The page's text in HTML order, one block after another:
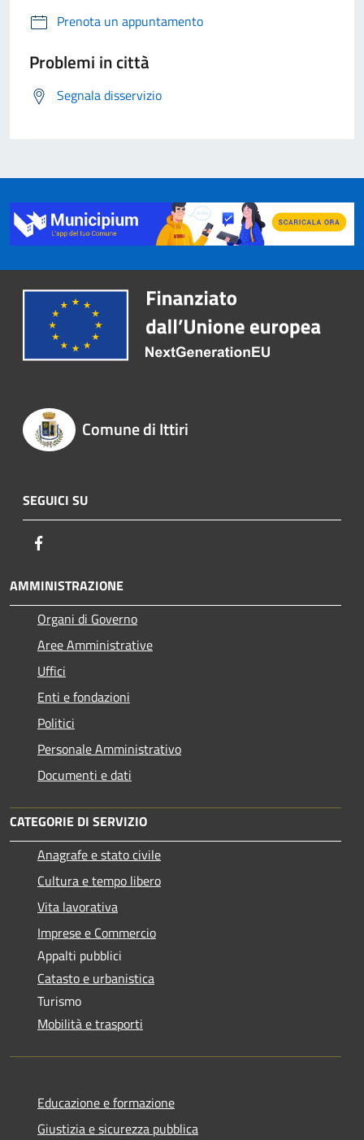
Prenota un appuntamento
Problemi in città
Segnala disservizio
Comune di Ittiri
SEGUICI SU
AMMINISTRAZIONE
Organi di Governo
Aree Amministrative
Uffici
Enti e fondazioni
Politici
Personale Amministrativo
Documenti e dati
CATEGORIE DI SERVIZIO
Anagrafe e stato civile
Cultura e tempo libero
Vita lavorativa
Imprese e Commercio
Appalti pubblici
Catasto e urbanistica
Turismo
Mobilità e trasporti
Educazione e formazione
Giustizia e sicurezza pubblica